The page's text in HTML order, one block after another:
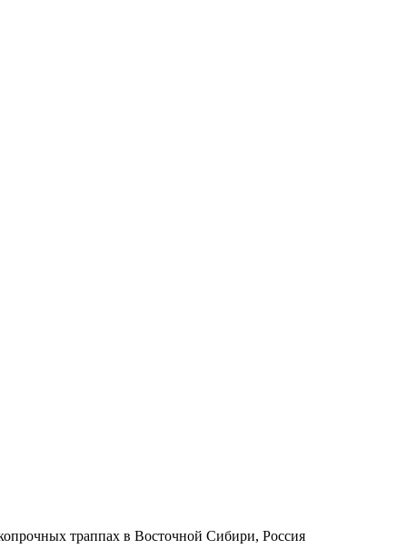
траппах в Восточной Сибири, Россия